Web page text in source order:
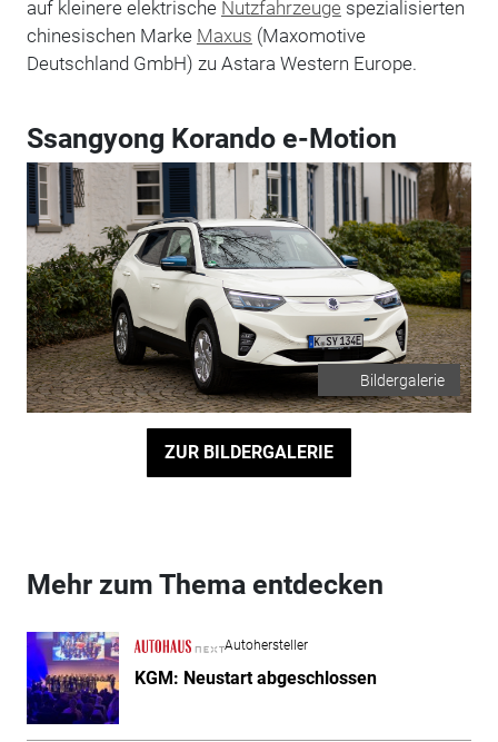
auf kleinere elektrische Nutzfahrzeuge spezialisierten
chinesischen Marke Maxus (Maxomotive
Deutschland GmbH) zu Astara Western Europe.
Ssangyong Korando e-Motion
Bildergalerie
ZUR BILDERGALERIE
Mehr zum Thema entdecken
Autohersteller
KGM: Neustart abgeschlossen